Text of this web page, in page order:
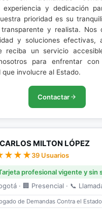
experiencia y dedicación
prioridad es su
y realista. Nos
y soluciones efectivas,
reciba un servicio
para enfrentar con
que involucre al Estado.
Contactar
MILTON LÓPEZ
39 Usuarios
profesional vigente y sin
· 🏢 Presencial · 📞
de Demandas Contra el Estado